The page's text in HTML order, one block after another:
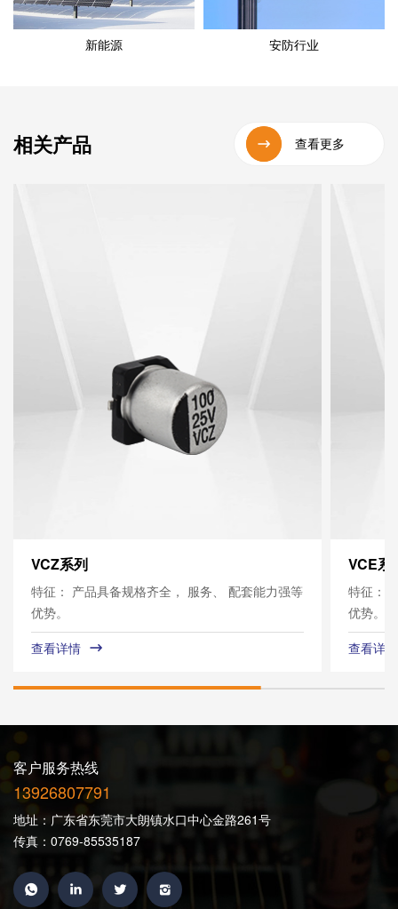
新能源 安防行业
相关产品 查看更多
VCZ系列
特征： 产品具备规格齐全， 服务、 配套能力强等
优势。
查看详情
VCE系
特征：
优势。
查看详情
客户服务热线
13926807791
地址：广东省东莞市大朗镇水口中心金路261号
传真：0769-85535187